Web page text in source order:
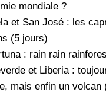
mondiale ?
et San José : les
(5 jours)
: rain rain
et Liberia :
mais enfin un volcan